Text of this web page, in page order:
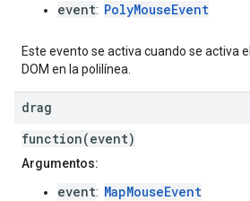
event: PolyMouseEvent
Este evento se activa cuando se activa
DOM en la polilínea.
drag
function(event)
Argumentos:
event: MapMouseEvent